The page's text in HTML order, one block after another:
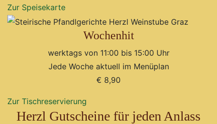
Zur Speisekarte
Wochenhit
werktags von 11:00 bis 15:00 Uhr
Jede Woche aktuell im Menüplan
€ 8,90
Zur Tischreservierung
Herzl Gutscheine für jeden Anlass